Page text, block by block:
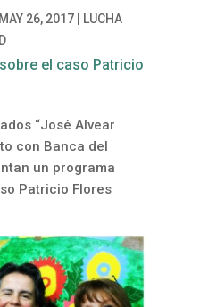
MAY 26, 2017|
LUCHA
el caso Patricio
“José Alvear
con Banca del
un programa
Patricio Flores